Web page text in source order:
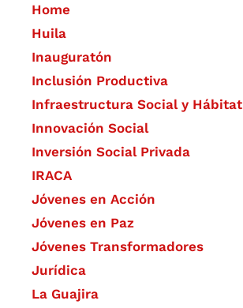
Home
Huila
Inauguratón
Inclusión Productiva
Infraestructura Social y Hábitat
​Innovación Social
Inversión Social Privada
IRACA
Jóvenes en Acción
Jóvenes en Paz
Jóvenes Transformadores
Jurídica
La Guajira